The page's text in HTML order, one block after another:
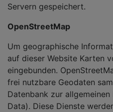
Servern gespeichert.
OpenStreetMap
Um geographische
auf dieser Website Karten
eingebunden.
frei nutzbare Geodaten
Datenbank zur
Data). Diese Dienste